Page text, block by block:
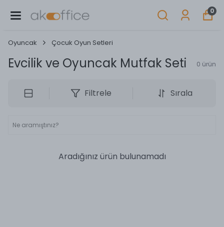
0
Oyuncak Çocuk Oyun Setleri
Evcilik ve Oyuncak Mutfak Seti 0 ürün
Filtrele Sırala
Aradığınız ürün bulunamadı